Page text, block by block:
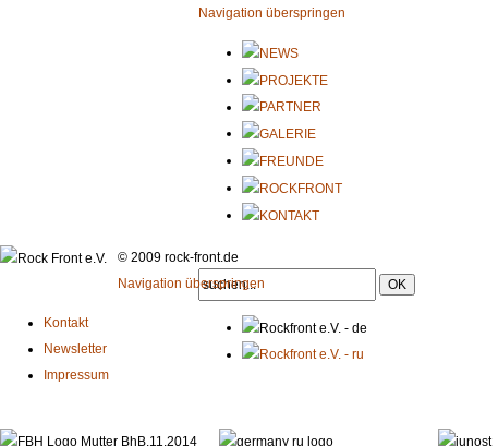
Navigation überspringen
© 2009 rock-front.de
Navigation überspringen
Kontakt
Newsletter
Impressum